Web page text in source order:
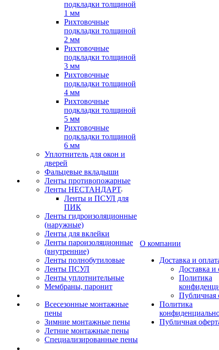
подкладки толщиной
1 мм
Рихтовочные
подкладки толщиной
2 мм
Рихтовочные
подкладки толщиной
3 мм
Рихтовочные
подкладки толщиной
4 мм
Рихтовочные
подкладки толщиной
5 мм
Рихтовочные
подкладки толщиной
6 мм
Уплотнитель для окон и
дверей
Фальцевые вкладыши
Ленты противопожарные
Ленты НЕСТАНДАРТ
Ленты и ПСУЛ для
ПИК
Ленты гидроизоляционные
(наружные)
Ленты для вклейки
Ленты пароизоляционные
(внутренние)
Ленты полнобутиловые
Ленты ПСУЛ
Ленты уплотнительные
Мембраны, паронит
Всесезонные монтажные
пены
Зимние монтажные пены
Летние монтажные пены
Специализированные пены
О компании
Доставка и
Доставка и
Политика
Публичная
Политика
Публичная